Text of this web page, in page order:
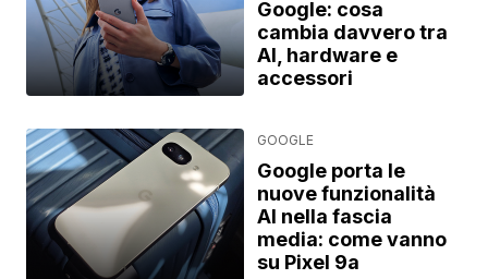
Google: cosa
cambia davvero tra
AI, hardware e
accessori
GOOGLE
Google porta le
nuove funzionalità
AI nella fascia
media: come vanno
su Pixel 9a